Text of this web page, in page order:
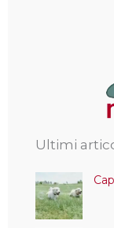
Ultimi